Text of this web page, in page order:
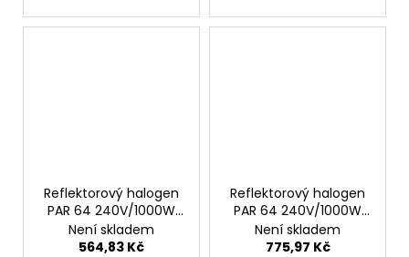
Reflektorový halogen
PAR 64 240V/1000W
CP60 patice GX16d
Není skladem
564,83 Kč
Reflektorový halogen
PAR 64 240V/1000W
CP95 patice GX16d
Není skladem
775,97 Kč